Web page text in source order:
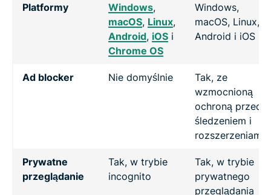
Platformy Windows,
macOS, Linux,
Android, iOS i
Chrome OS
Windows,
macOS, Linux,
Android i iOS
Ad blocker Nie domyślnie
Tak, ze
wzmocnioną
ochroną przed
śledzeniem i
rozszerzeniami
Prywatne
przeglądanie
Tak, w trybie
incognito
Tak, w trybie
prywatnego
przeglądania